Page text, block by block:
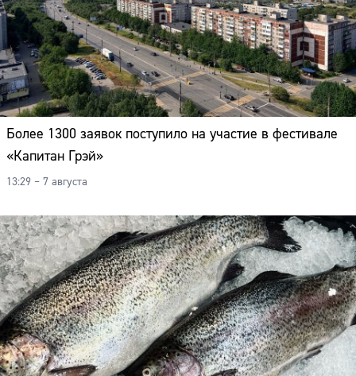
Более 1300 заявок поступило на участие в фестивале
«Капитан Грэй»
13:29 – 7 августа